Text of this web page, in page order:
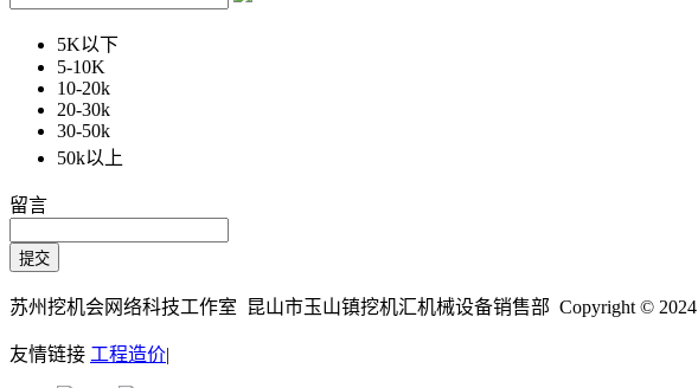
5K以下
5-10K
10-20k
20-30k
30-50k
50k以上
留言
苏州挖机会网络科技工作室 昆山市玉山镇挖机汇机械设备销售部 Copyright © 2024
友情链接 工程造价|